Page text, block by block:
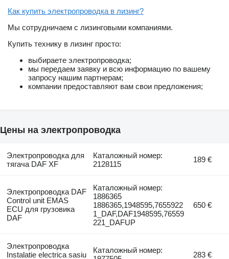
Как купить электропроводка в лизинг?
Мы сотрудничаем с лизинговыми компаниями.
Купить технику в лизинг просто:
выбираете электропроводка;
мы передаем заявку и всю информацию по вашему
запросу нашим партнерам;
компании предоставляют вам свои предложения;
Цены на электропроводка
Электропроводка для
тягача DAF XF
Каталожный номер:
2128115
189 €
Электропроводка DAF
Control unit EMAS
ECU для грузовика
DAF
Каталожный номер:
1886365
1886365,1948595,7655922
1_DAF,DAF1948595,76559
221_DAFUP
650 €
Электропроводка
Instalatie electrica sasiu
Каталожный номер:
283 €